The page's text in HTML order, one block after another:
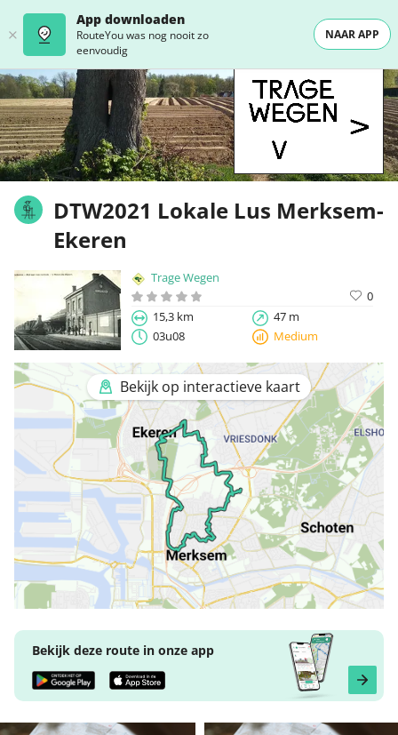
App downloaden
RouteYou was nog nooit zo
eenvoudig
NAAR APP
DTW2021 Lokale Lus Merksem-
Ekeren
Trage Wegen
0
15,3 km
47 m
03u08
Medium
Bekijk op interactieve kaart
Bekijk deze route in onze app